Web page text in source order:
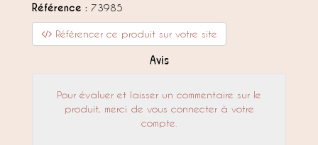
Référence : 73985
Référencer ce produit sur votre site
Avis
Pour évaluer et laisser un commentaire sur le
produit, merci de vous connecter à votre
compte.